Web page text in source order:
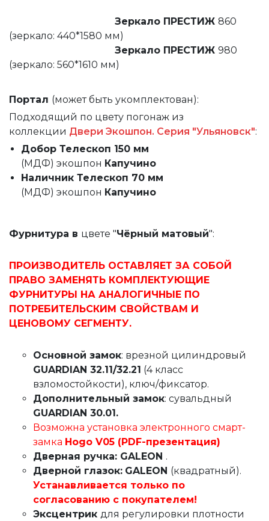
Зеркало ПРЕСТИЖ 860
(зеркало: 440*1580 мм)
Зеркало ПРЕСТИЖ 980
(зеркало: 560*1610 мм)
Портал (может быть укомплектован):
Подходящий по цвету погонаж из
коллекции Двери Экошпон. Серия "Ульяновск":
Добор Телескоп 150 мм
(МДФ) экошпон Капучино
Наличник Телескоп 70 мм
(МДФ) экошпон Капучино
Фурнитура в цвете "Чёрный матовый":
ПРОИЗВОДИТЕЛЬ ОСТАВЛЯЕТ ЗА СОБОЙ
ПРАВО ЗАМЕНЯТЬ КОМПЛЕКТУЮЩИЕ
ФУРНИТУРЫ НА АНАЛОГИЧНЫЕ ПО
ПОТРЕБИТЕЛЬСКИМ СВОЙСТВАМ И
ЦЕНОВОМУ СЕГМЕНТУ.
Основной замок: врезной цилиндровый
GUARDIAN 32.11/32.21 (4 класс
взломостойкости), ключ/фиксатор.
Дополнительный замок: сувальдный
GUARDIAN 30.01.
Возможна установка электронного смарт-
замка Hogo V05 (PDF-презентация)
Дверная ручка: GALEON .
Дверной глазок: GALEON (квадратный).
Устанавливается только по
согласованию с покупателем!
Эксцентрик для регулировки плотности